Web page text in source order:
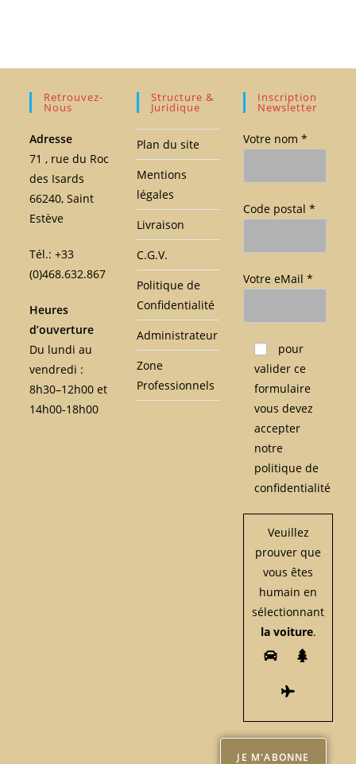
Retrouvez-
Nous
Adresse
71 , rue du Roc
des Isards
66240, Saint
Estève
Tél.: +33
(0)468.632.867
Heures
d’ouverture
Du lundi au
vendredi :
8h30–12h00 et
14h00-18h00
Structure &
Juridique
Plan du site
Mentions
légales
Livraison
C.G.V.
Politique de
Confidentialité
Administrateur
Zone
Professionnels
Inscription
Newsletter
Votre nom *
Code postal *
Votre eMail *
Veuillez laisser ce
pour
valider ce
formulaire
vous devez
accepter
notre
politique de
confidentialité
Veuillez
prouver que
vous êtes
humain en
sélectionnant
la voiture.